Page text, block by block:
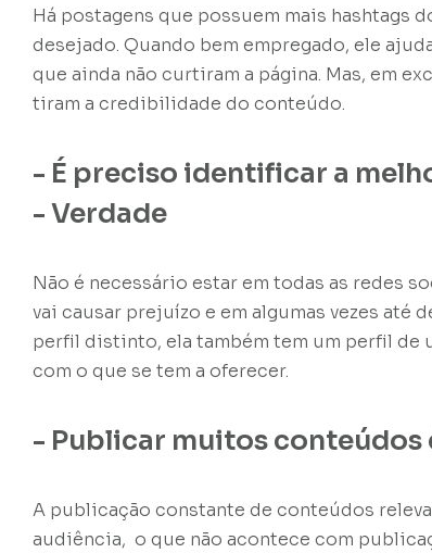
Há postagens que possuem mais hashtags
desejado. Quando bem empregado, ele
que ainda não curtiram a página. Mas, em
tiram a credibilidade do conteúdo.
- É preciso identificar a
- Verdade
Não é necessário estar em todas as redes
vai causar prejuízo e em algumas vezes até
perfil distinto, ela também tem um perfil de
com o que se tem a oferecer.
- Publicar muitos
A publicação constante de conteúdos
audiência, o que não acontece com